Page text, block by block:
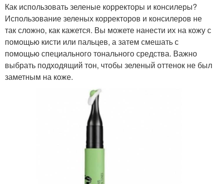
Как использовать зеленые корректоры и консилеры?
Использование зеленых корректоров и консилеров не
так сложно, как кажется. Вы можете нанести их на кожу с
помощью кисти или пальцев, а затем смешать с
помощью специального тонального средства. Важно
выбрать подходящий тон, чтобы зеленый оттенок не был
заметным на коже.